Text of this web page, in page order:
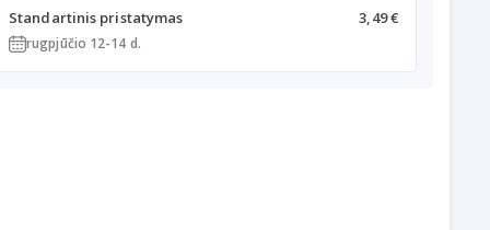
Standartinis pristatymas 3,49 €
rugpjūčio 12-14 d.